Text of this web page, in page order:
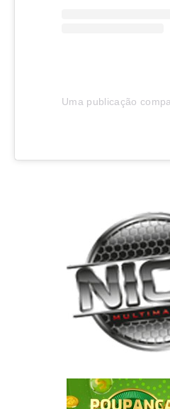
Uma publicação